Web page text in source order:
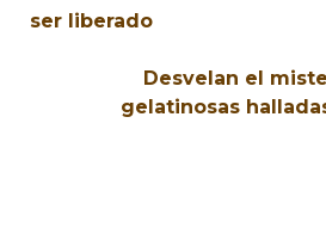
ser liberado
Desvelan el
gelatinosas